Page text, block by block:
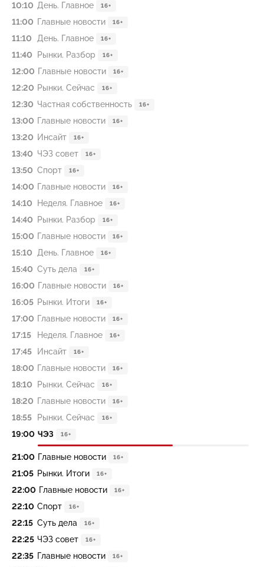
10:10 День. Главное 16+
11:00 Главные новости 16+
11:10 День. Главное 16+
11:40 Рынки. Разбор 16+
12:00 Главные новости 16+
12:20 Рынки. Сейчас 16+
12:30 Частная собственность 16+
13:00 Главные новости 16+
13:20 Инсайт 16+
13:40 ЧЭЗ совет 16+
13:50 Спорт 16+
14:00 Главные новости 16+
14:10 Неделя. Главное 16+
14:40 Рынки. Разбор 16+
15:00 Главные новости 16+
15:10 День. Главное 16+
15:40 Суть дела 16+
16:00 Главные новости 16+
16:05 Рынки. Итоги 16+
17:00 Главные новости 16+
17:15 Неделя. Главное 16+
17:45 Инсайт 16+
18:00 Главные новости 16+
18:10 Рынки. Сейчас 16+
18:20 Главные новости 16+
18:55 Рынки. Сейчас 16+
19:00 ЧЭЗ 16+
21:00 Главные новости 16+
21:05 Рынки. Итоги 16+
22:00 Главные новости 16+
22:10 Спорт 16+
22:15 Суть дела 16+
22:25 ЧЭЗ совет 16+
22:35 Главные новости 16+